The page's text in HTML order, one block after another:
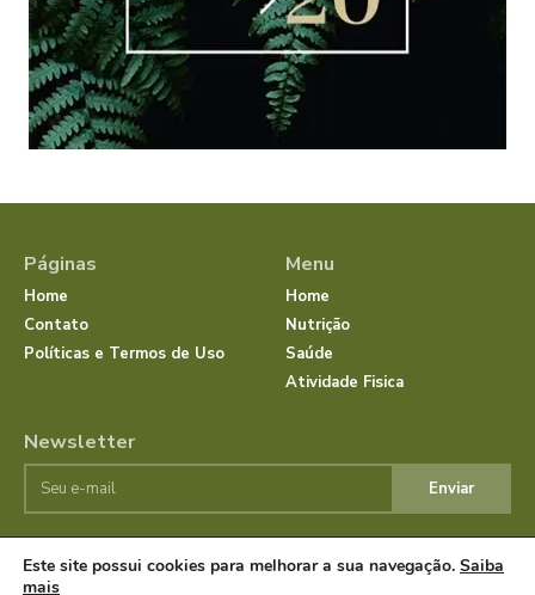
Páginas
Home
Contato
Políticas e Termos de Uso
Menu
Home
Nutrição
Saúde
Atividade Fisica
Newsletter
Enviar
© JornalSaudeBemEstar.Com.Br 2025 Todos os direitos
Este site possui cookies para melhorar a sua navegação. Saiba
mais